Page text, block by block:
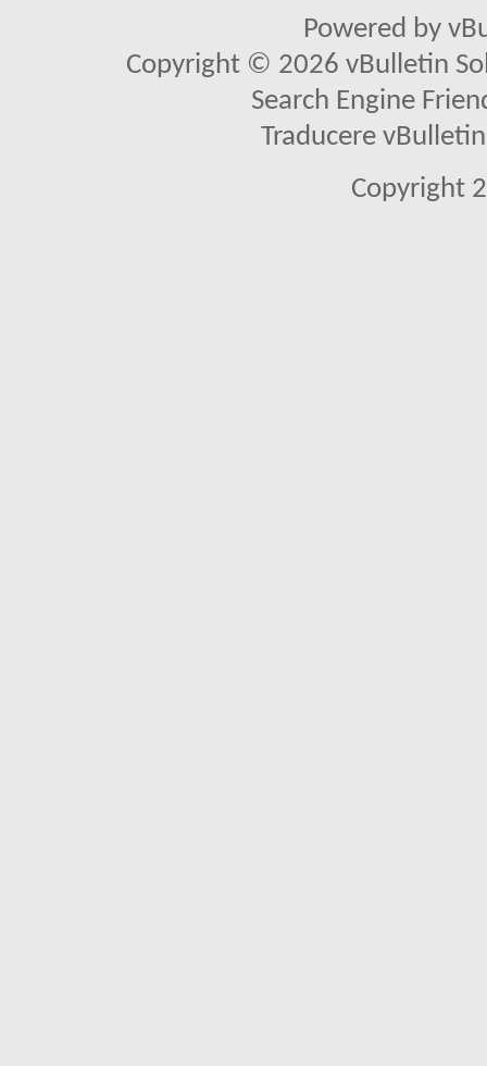
Powered by
Copyright © 2026 vBulletin
Search Engine
Traducere
Copyright